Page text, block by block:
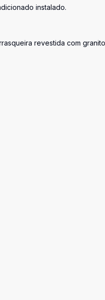
instalado.
revestida com